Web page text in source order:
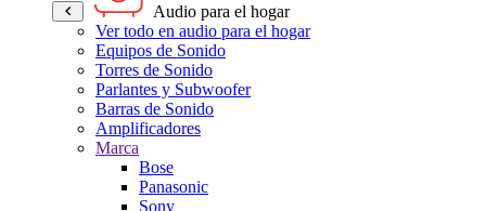
Audio para el hogar
Ver todo en audio para el hogar
Equipos de Sonido
Torres de Sonido
Parlantes y Subwoofer
Barras de Sonido
Amplificadores
Marca
Bose
Panasonic
Sony